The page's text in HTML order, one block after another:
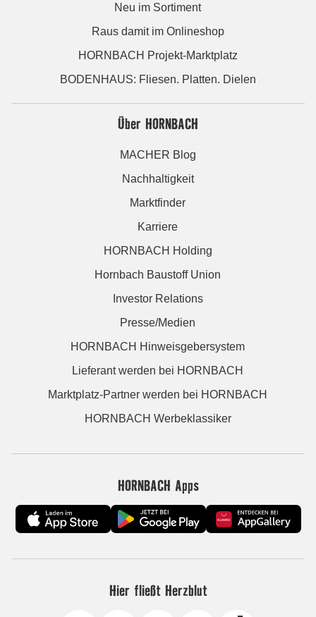
Neu im Sortiment
Raus damit im Onlineshop
HORNBACH Projekt-Marktplatz
BODENHAUS: Fliesen. Platten. Dielen
Über HORNBACH
MACHER Blog
Nachhaltigkeit
Marktfinder
Karriere
HORNBACH Holding
Hornbach Baustoff Union
Investor Relations
Presse/Medien
HORNBACH Hinweisgebersystem
Lieferant werden bei HORNBACH
Marktplatz-Partner werden bei HORNBACH
HORNBACH Werbeklassiker
HORNBACH Apps
Hier fließt Herzblut